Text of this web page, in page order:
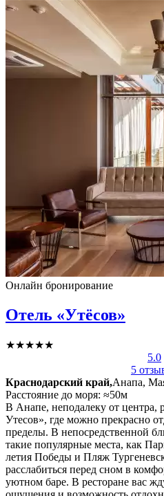
Онлайн бронирование
Отель «Утёсов»
★★★★★
5.0
5
Краснодарский край,Анапа,
Расстояние до моря: ≈50м
В Анапе, неподалеку от центра,
Утесов», где можно прекрасно
пределы. В непосредственной
такие популярные места, как
летия Победы и Пляж
расслабиться перед сном в
уютном баре. В ресторане вас